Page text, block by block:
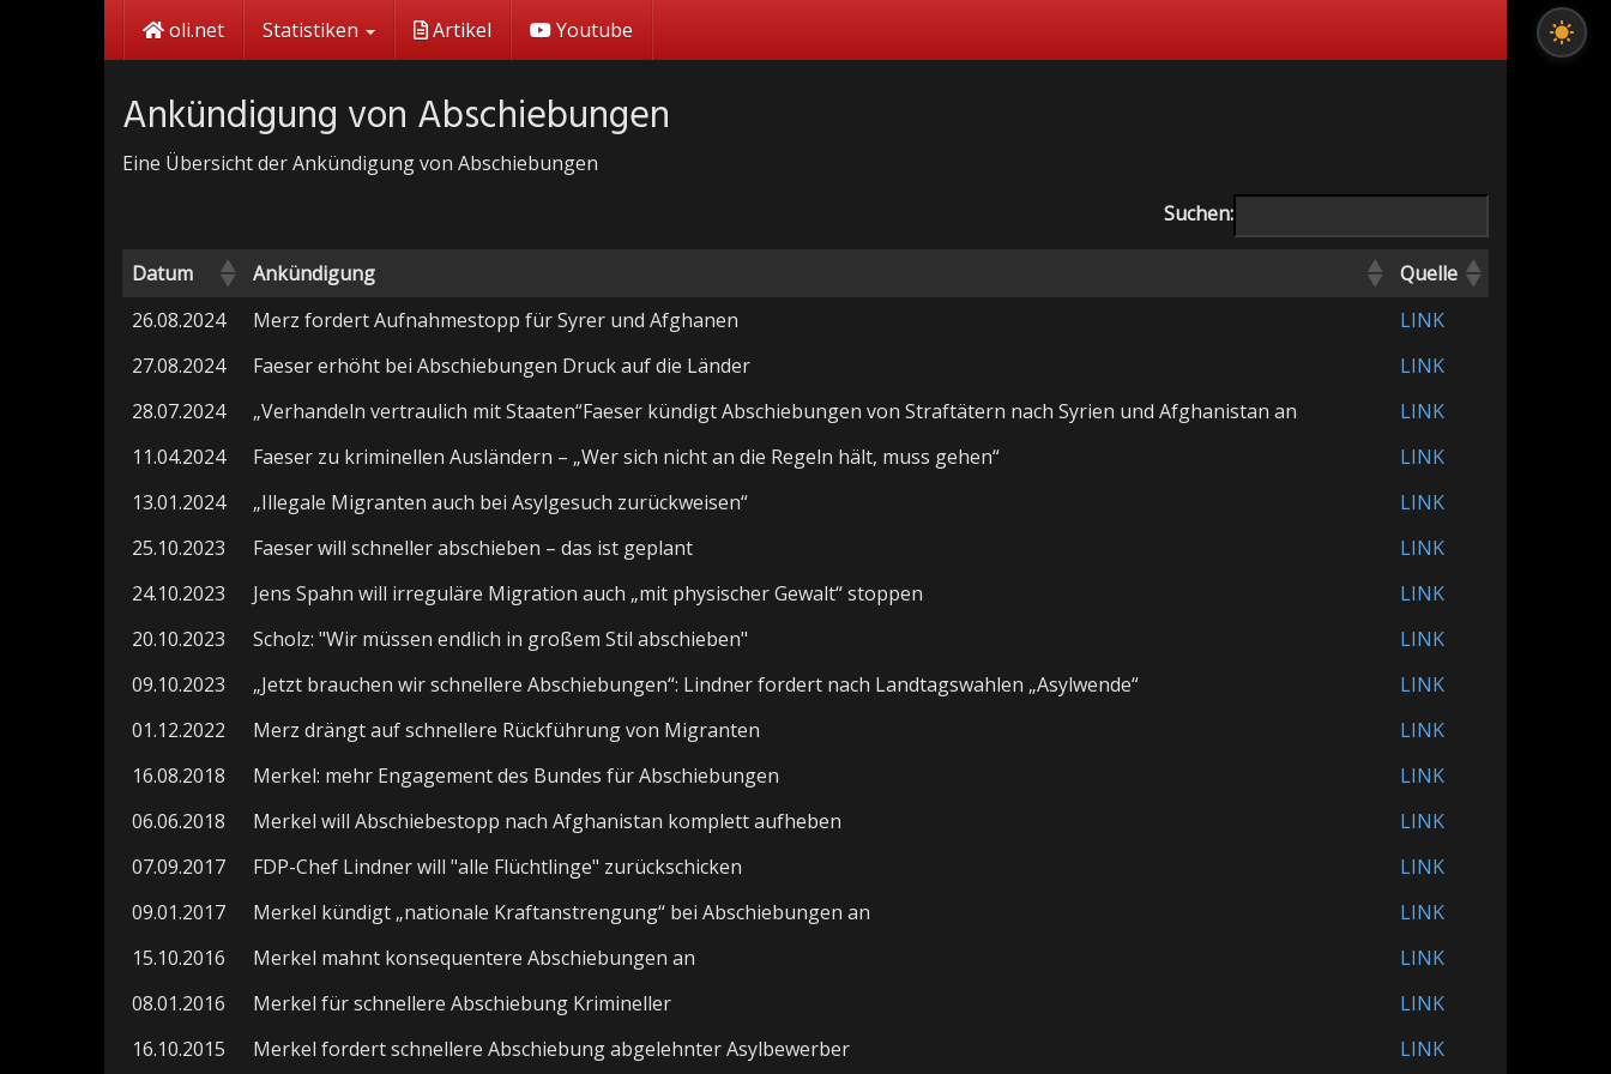
oli.net Statistiken Artikel Youtube
Ankündigung von Abschiebungen
Eine Übersicht der Ankündigung von Abschiebungen
Suchen:
Datum Ankündigung
Quelle
26.08.2024
Merz fordert Aufnahmestopp für Syrer und Afghanen
LINK
27.08.2024
Faeser erhöht bei Abschiebungen Druck auf die Länder
LINK
28.07.2024
„Verhandeln vertraulich mit Staaten“Faeser kündigt Abschiebungen von Straftätern nach Syrien und Afghanistan an
LINK
11.04.2024
Faeser zu kriminellen Ausländern – „Wer sich nicht an die Regeln hält, muss gehen“
LINK
13.01.2024
„Illegale Migranten auch bei Asylgesuch zurückweisen“
LINK
25.10.2023
Faeser will schneller abschieben – das ist geplant
LINK
24.10.2023
Jens Spahn will irreguläre Migration auch „mit physischer Gewalt“ stoppen
LINK
20.10.2023
Scholz: "Wir müssen endlich in großem Stil abschieben"
LINK
09.10.2023
„Jetzt brauchen wir schnellere Abschiebungen“: Lindner fordert nach Landtagswahlen „Asylwende“
LINK
01.12.2022
Merz drängt auf schnellere Rückführung von Migranten
LINK
16.08.2018
Merkel: mehr Engagement des Bundes für Abschiebungen
LINK
06.06.2018
Merkel will Abschiebestopp nach Afghanistan komplett aufheben
LINK
07.09.2017
FDP-Chef Lindner will "alle Flüchtlinge" zurückschicken
LINK
09.01.2017
Merkel kündigt „nationale Kraftanstrengung“ bei Abschiebungen an
LINK
15.10.2016
Merkel mahnt konsequentere Abschiebungen an
LINK
08.01.2016
Merkel für schnellere Abschiebung Krimineller
LINK
16.10.2015
Merkel fordert schnellere Abschiebung abgelehnter Asylbewerber LINK